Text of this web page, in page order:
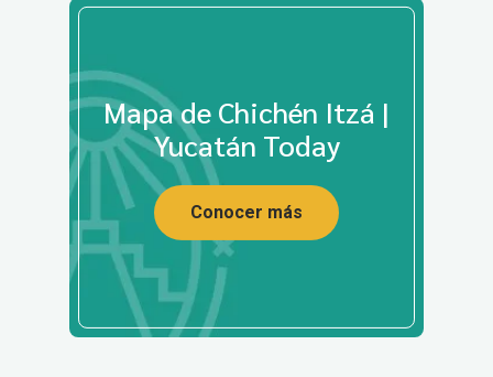
Mapa de Chichén Itzá |
Yucatán Today
Conocer más